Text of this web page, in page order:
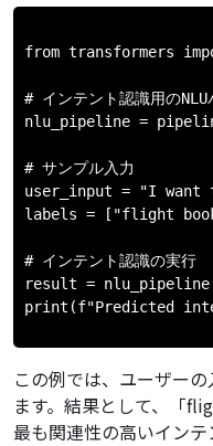
from transformers
# インテント認識用のNLU
nlu_pipeline =
# サンプル入力
user_input = "I want
labels = ["flight
# インテント認識の実行
result =
この例では、ユーザー
ます。結果として、「
最も関連性の高いインテ